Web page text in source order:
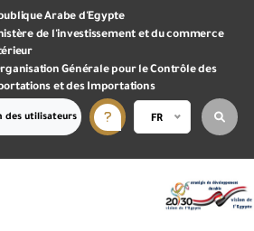
Arabe d'Egypte
de l'investissement et du commerce
Générale pour le Contrôle des
et des Importations
des utilisateurs FR